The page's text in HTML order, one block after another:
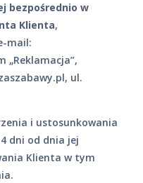
bezpośrednio w
Klienta,
mail:
„Reklamacja”,
ul.
i ustosunkowania
dni od dnia jej
Klienta w tym